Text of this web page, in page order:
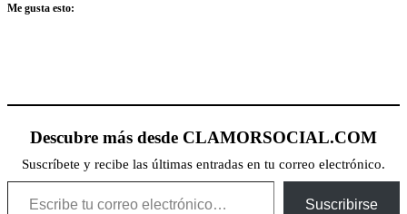
Me gusta esto:
Descubre más desde CLAMORSOCIAL.COM
Suscríbete y recibe las últimas entradas en tu correo electrónico.
Escribe tu correo electrónico…
Suscribirse